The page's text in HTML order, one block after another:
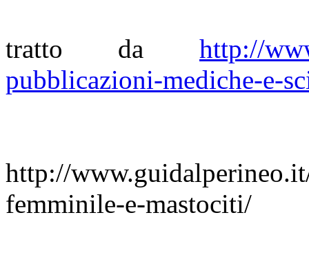
tratto da http://
pubblicazioni-mediche-e-
http://
femminile-e-mastociti/